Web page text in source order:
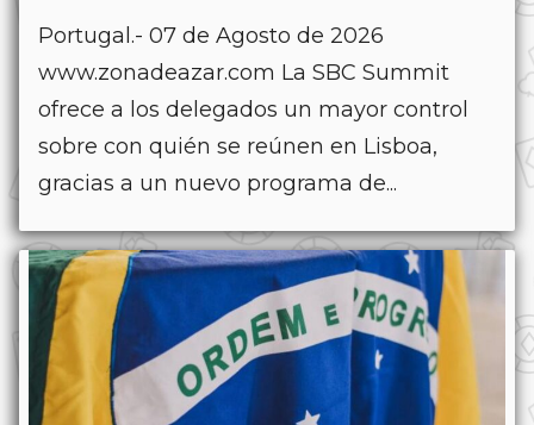
Portugal.- 07 de Agosto de 2026
www.zonadeazar.com La SBC Summit
ofrece a los delegados un mayor control
sobre con quién se reúnen en Lisboa,
gracias a un nuevo programa de...